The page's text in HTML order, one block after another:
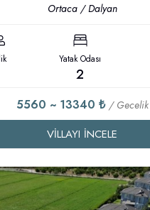
Ortaca / Dalyan
Yatak Odası
2
5560 ~ 13340 ₺ / Gecelik
VILLAYI İNCELE